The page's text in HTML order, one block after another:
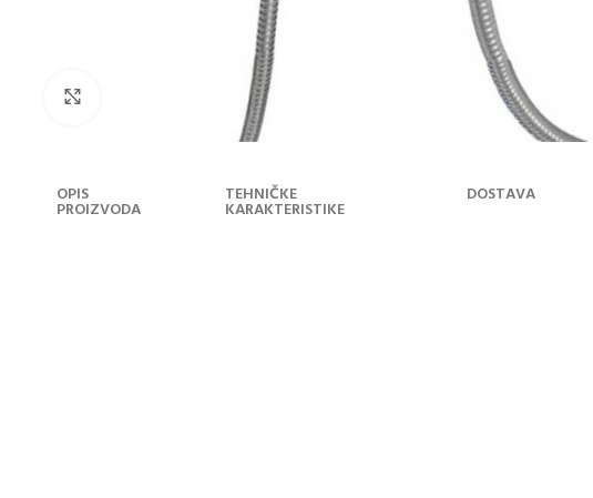
OPIS
PROIZVODA
TEHNIČKE
KARAKTERISTIKE
DOSTAVA